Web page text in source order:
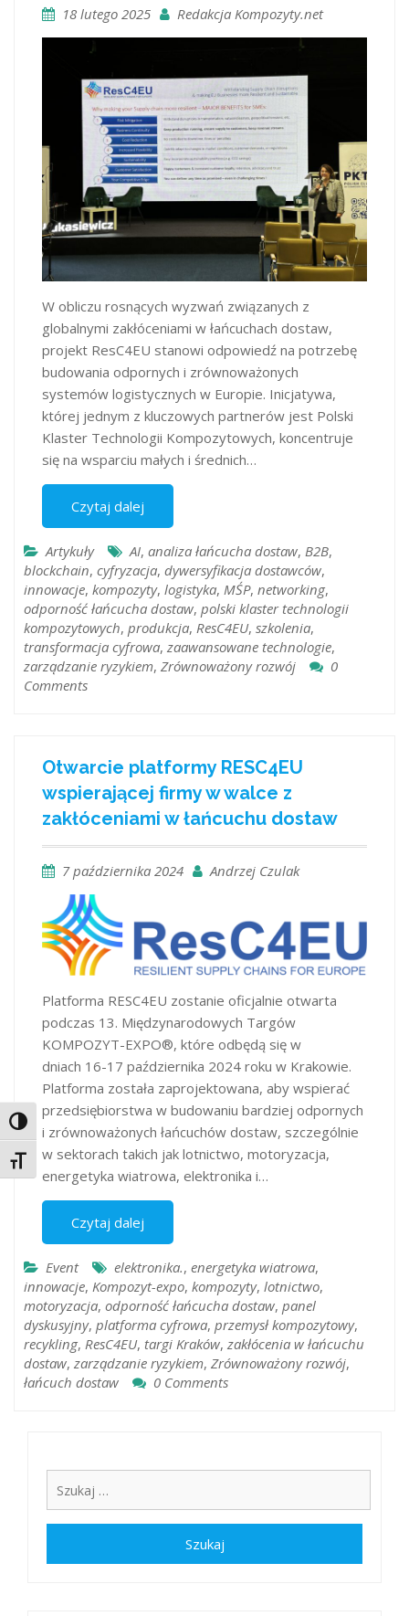
Toggle High Contrast
Toggle Font size
18 lutego 2025 Redakcja Kompozyty.net
W obliczu rosnących wyzwań związanych z
globalnymi zakłóceniami w łańcuchach dostaw,
projekt ResC4EU stanowi odpowiedź na potrzebę
budowania odpornych i zrównoważonych
systemów logistycznych w Europie. Inicjatywa,
której jednym z kluczowych partnerów jest Polski
Klaster Technologii Kompozytowych, koncentruje
się na wsparciu małych i średnich…
Czytaj dalej
Artykuły AI, analiza łańcucha dostaw, B2B,
blockchain, cyfryzacja, dywersyfikacja dostawców,
innowacje, kompozyty, logistyka, MŚP, networking,
odporność łańcucha dostaw, polski klaster technologii
kompozytowych, produkcja, ResC4EU, szkolenia,
transformacja cyfrowa, zaawansowane technologie,
zarządzanie ryzykiem, Zrównoważony rozwój
0
Comments
Otwarcie platformy RESC4EU
wspierającej firmy w walce z
zakłóceniami w łańcuchu dostaw
7 października 2024 Andrzej Czulak
Platforma RESC4EU zostanie oficjalnie otwarta
podczas 13. Międzynarodowych Targów
KOMPOZYT-EXPO®, które odbędą się w
dniach 16-17 października 2024 roku w Krakowie.
Platforma została zaprojektowana, aby wspierać
przedsiębiorstwa w budowaniu bardziej odpornych
i zrównoważonych łańcuchów dostaw, szczególnie
w sektorach takich jak lotnictwo, motoryzacja,
energetyka wiatrowa, elektronika i…
Czytaj dalej
Event elektronika., energetyka wiatrowa,
innowacje, Kompozyt-expo, kompozyty, lotnictwo,
motoryzacja, odporność łańcucha dostaw, panel
dyskusyjny, platforma cyfrowa, przemysł kompozytowy,
recykling, ResC4EU, targi Kraków, zakłócenia w łańcuchu
dostaw, zarządzanie ryzykiem, Zrównoważony rozwój,
łańcuch dostaw
0 Comments